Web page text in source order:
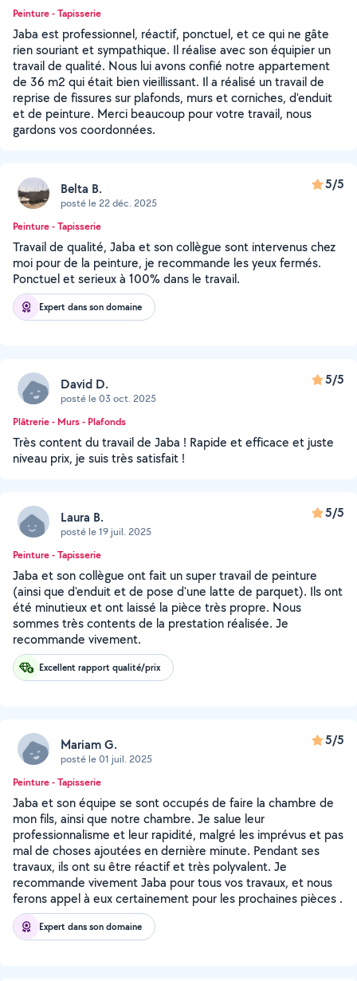
Peinture - Tapisserie
Jaba est professionnel, réactif, ponctuel, et ce qui ne gâte
rien souriant et sympathique. Il réalise avec son équipier un
travail de qualité. Nous lui avons confié notre appartement
de 36 m2 qui était bien vieillissant. Il a réalisé un travail de
reprise de fissures sur plafonds, murs et corniches, d'enduit
et de peinture. Merci beaucoup pour votre travail, nous
gardons vos coordonnées.
Belta B.
posté le 22 déc. 2025
5/5
Peinture - Tapisserie
Travail de qualité, Jaba et son collègue sont intervenus chez
moi pour de la peinture, je recommande les yeux fermés.
Ponctuel et serieux à 100% dans le travail.
Expert dans son domaine
David D.
posté le 03 oct. 2025
5/5
Plâtrerie - Murs - Plafonds
Très content du travail de Jaba ! Rapide et efficace et juste
niveau prix, je suis très satisfait !
Laura B.
posté le 19 juil. 2025
5/5
Peinture - Tapisserie
Jaba et son collègue ont fait un super travail de peinture
(ainsi que d'enduit et de pose d'une latte de parquet). Ils ont
été minutieux et ont laissé la pièce très propre. Nous
sommes très contents de la prestation réalisée. Je
recommande vivement.
Excellent rapport qualité/prix
Mariam G.
posté le 01 juil. 2025
5/5
Peinture - Tapisserie
Jaba et son équipe se sont occupés de faire la chambre de
mon fils, ainsi que notre chambre. Je salue leur
professionnalisme et leur rapidité, malgré les imprévus et pas
mal de choses ajoutées en dernière minute. Pendant ses
travaux, ils ont su être réactif et très polyvalent. Je
recommande vivement Jaba pour tous vos travaux, et nous
ferons appel à eux certainement pour les prochaines pièces .
Expert dans son domaine